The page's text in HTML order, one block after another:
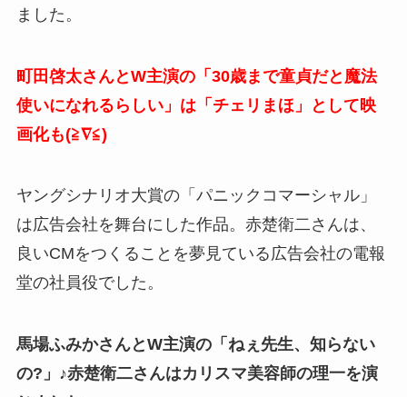
ました。
町田啓太さんとW主演の「30歳まで童貞だと魔法
使いになれるらしい」は「チェリまほ」として映
画化も(≧∇≦)
ヤングシナリオ大賞の「パニックコマーシャル」
は広告会社を舞台にした作品。赤楚衛二さんは、
良いCMをつくることを夢見ている広告会社の電報
堂の社員役でした。
馬場ふみかさんとW主演の「ねぇ先生、知らない
の?」♪赤楚衛二さんはカリスマ美容師の理一を演